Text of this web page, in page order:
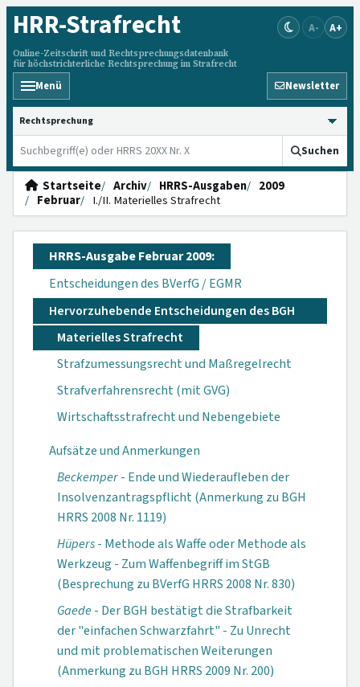
HRR-Strafrecht
Online-Zeitschrift und Rechtsprechungsdatenbank
für höchstrichterliche Rechtsprechung im Strafrecht
A- A+
Menü Newsletter
HRRS durchsuchen
Suchen
Startseite Archiv HRRS-Ausgaben
2009
Februar
I./II. Materielles Strafrecht
HRRS-Ausgabe Februar 2009:
Entscheidungen des BVerfG / EGMR
Hervorzuhebende Entscheidungen des BGH
Materielles Strafrecht
Strafzumessungsrecht und Maßregelrecht
Strafverfahrensrecht (mit GVG)
Wirtschaftsstrafrecht und Nebengebiete
Aufsätze und Anmerkungen
Beckemper- Ende und Wiederaufleben der
Insolvenzantragspflicht (Anmerkung zu BGH
HRRS 2008 Nr. 1119)
Hüpers- Methode als Waffe oder Methode als
Werkzeug - Zum Waffenbegriff im StGB
(Besprechung zu BVerfG HRRS 2008 Nr. 830)
Gaede- Der BGH bestätigt die Strafbarkeit
der "einfachen Schwarzfahrt" - Zu Unrecht
und mit problematischen Weiterungen
(Anmerkung zu BGH HRRS 2009 Nr. 200)